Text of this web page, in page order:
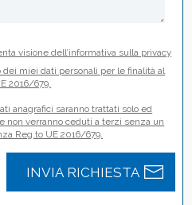
visione dell’informativa sulla privacy
miei dati personali per le finalità al
2016/679.
anagrafici saranno trattati solo ed
non verranno ceduti a terzi senza un
Reg.to UE 2016/679.